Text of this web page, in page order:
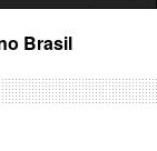
Brasil